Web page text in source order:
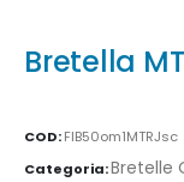
Bretella
COD:FIB50om1MTRJsc
Categoria:Bretelle